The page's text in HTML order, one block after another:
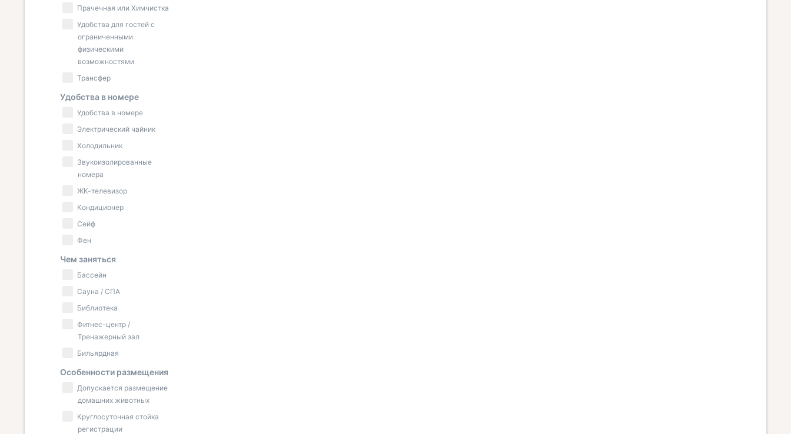
Прачечная или Химчистка
Удобства для гостей с
ограниченными
физическими
возможностями
Трансфер
Удобства в номере
Удобства в номере
Электрический чайник
Холодильник
Звукоизолированные
номера
ЖК-телевизор
Кондиционер
Сейф
Фен
Чем заняться
Бассейн
Сауна / СПА
Библиотека
Фитнес-центр /
Тренажерный зал
Бильярдная
Особенности размещения
Допускается размещение
домашних животных
Круглосуточная стойка
регистрации